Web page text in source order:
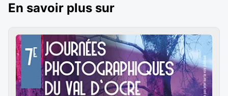
En savoir plus sur